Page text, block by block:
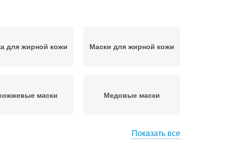
для жирной кожи Маски для жирной кожи
маски Медовые маски
Показать все